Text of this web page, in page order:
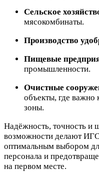
Сельское
мясокомбинаты.
Производство
Пищевые
промышленности.
Очистные
объекты, где важно
зоны.
Надёжность, точность и
возможности делают
оптимальным выбором
персонала и
на первом месте.